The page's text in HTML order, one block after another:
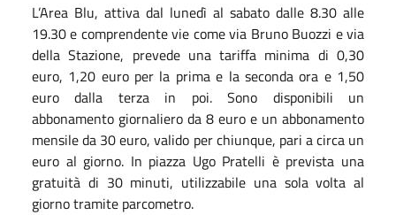
L’Area Blu, attiva dal lunedì al sabato dalle 8.30 alle
19.30 e comprendente vie come via Bruno Buozzi e via
della Stazione, prevede una tariffa minima di 0,30
euro, 1,20 euro per la prima e la seconda ora e 1,50
euro dalla terza in poi. Sono disponibili un
abbonamento giornaliero da 8 euro e un abbonamento
mensile da 30 euro, valido per chiunque, pari a circa un
euro al giorno. In piazza Ugo Pratelli è prevista una
gratuità di 30 minuti, utilizzabile una sola volta al
giorno tramite parcometro.